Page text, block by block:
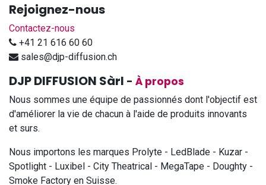
Rejoignez-nous
Contactez-nous
+41 21 616 60 60
sales@djp-diffusion.ch
DJP DIFFUSION Sàrl - À propos
Nous sommes une équipe de passionnés dont l'objectif est
d'améliorer la vie de chacun à l'aide de produits innovants
et surs.
Nous importons les marques Prolyte - LedBlade - Kuzar -
Spotlight - Luxibel - City Theatrical - MegaTape - Doughty -
Smoke Factory en Suisse.